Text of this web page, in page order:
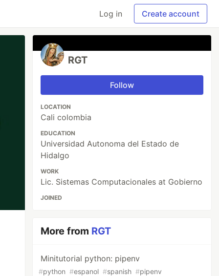
Log in Create account
RGT
Follow
LOCATION
Cali colombia
EDUCATION
Universidad Autonoma del Estado de
Hidalgo
WORK
Lic. Sistemas Computacionales at Gobierno
JOINED
More from RGT
Minitutorial python: pipenv
#python #espanol #spanish #pipenv